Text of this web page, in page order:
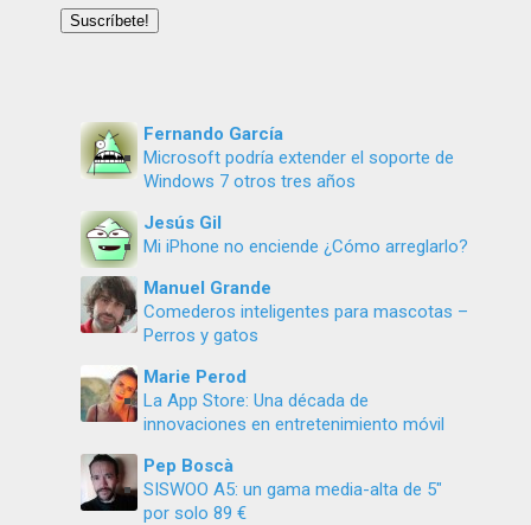
email
Suscríbete!
Fernando García
Microsoft podría extender el soporte de
Windows 7 otros tres años
Jesús Gil
Mi iPhone no enciende ¿Cómo arreglarlo?
Manuel Grande
Comederos inteligentes para mascotas –
Perros y gatos
Marie Perod
La App Store: Una década de
innovaciones en entretenimiento móvil
Pep Boscà
SISWOO A5: un gama media-alta de 5″
por solo 89 €